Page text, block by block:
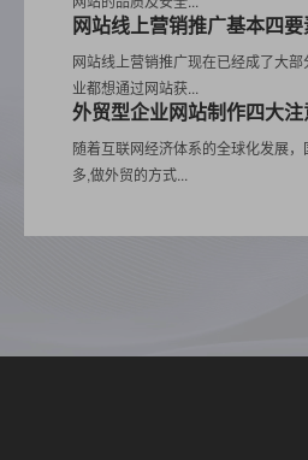
网站线上营销推广基本四
网站线上营销推广现在已经成了大
业都想通过网站获...
外贸型企业网站制作四大
随着互联网经济体系的全球化发展
多,做外贸的方式...